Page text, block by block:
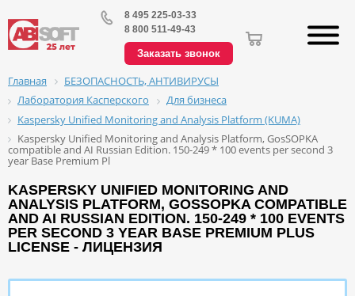
8 495 225-03-33
8 800 511-49-43
Заказать звонок
Главная
БЕЗОПАСНОСТЬ, АНТИВИРУСЫ
Лаборатория Касперского
Для бизнеса
Kaspersky Unified Monitoring and Analysis Platform (KUMA)
Kaspersky Unified Monitoring and Analysis Platform, GosSOPKA
compatible and AI Russian Edition. 150-249 * 100 events per second 3
year Base Premium Pl
KASPERSKY UNIFIED MONITORING AND
ANALYSIS PLATFORM, GOSSOPKA COMPATIBLE
AND AI RUSSIAN EDITION. 150-249 * 100 EVENTS
PER SECOND 3 YEAR BASE PREMIUM PLUS
LICENSE - ЛИЦЕНЗИЯ